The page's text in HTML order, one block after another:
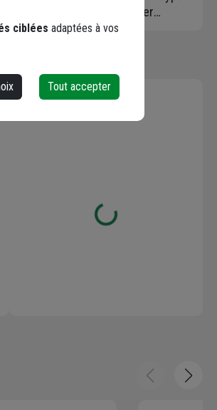
48,0
3,00
en acier
galvanisé - 28,0
Long. 3,00 M
Les avis
Loading...
ciblées adaptées à vos
Tout accepter